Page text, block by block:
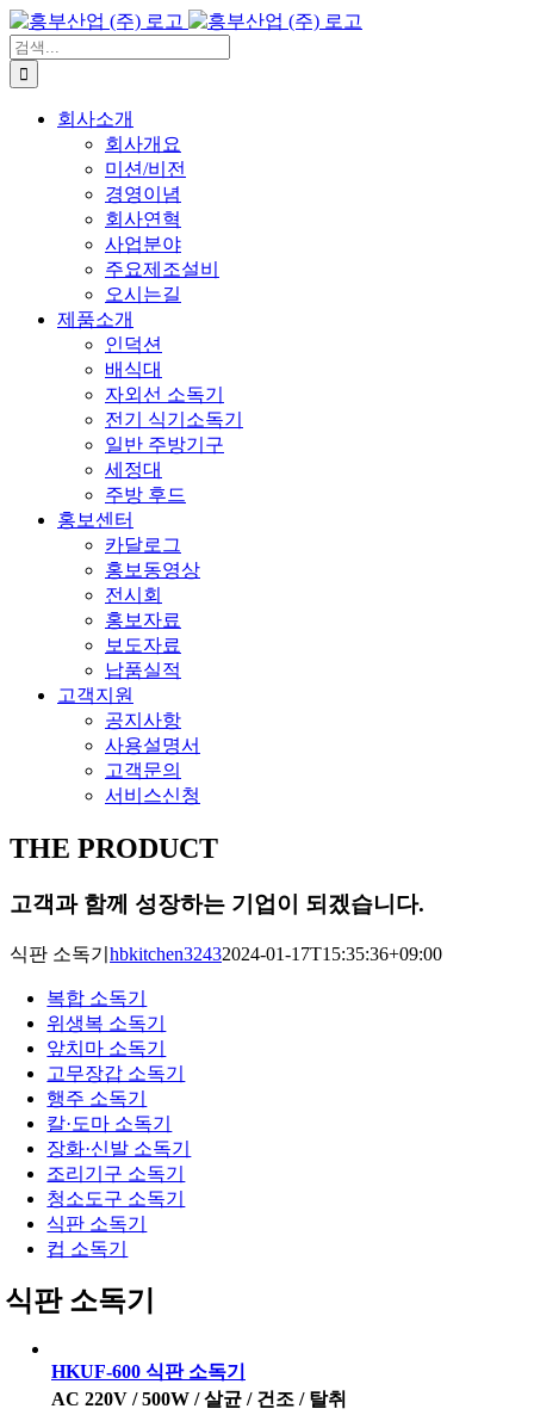
콘
텐
츠
로
검
색:
회사소개
회사개요
미션/비전
경영이념
회사연혁
사업분야
주요제조설비
오시는길
제품소개
인덕션
배식대
자외선 소독기
전기 식기소독기
일반 주방기구
세정대
주방 후드
홍보센터
카달로그
홍보동영상
전시회
홍보자료
보도자료
납품실적
고객지원
공지사항
사용설명서
고객문의
서비스신청
THE PRODUCT
고객과 함께 성장하는 기업이 되겠습니다.
식판 소독기 hbkitchen32432024-01-17T15:35:36+09:00
복합 소독기
위생복 소독기
앞치마 소독기
고무장갑 소독기
행주 소독기
칼·도마 소독기
장화·신발 소독기
조리기구 소독기
청소도구 소독기
식판 소독기
컵 소독기
식판 소독기
HKUF-600 식판 소독기
AC 220V / 500W / 살균 / 건조 / 탈취